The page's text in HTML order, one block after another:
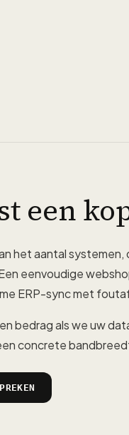
een
het aantal
eenvoudige
ERP-sync met
bedrag als we uw
concrete